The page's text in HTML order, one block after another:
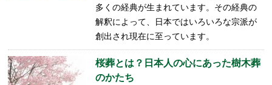
多くの経典が生まれています。その経典の
解釈によって、日本ではいろいろな宗派が
創出され現在に至っています。
桜葬とは？日本人の心にあった樹木葬
のかたち